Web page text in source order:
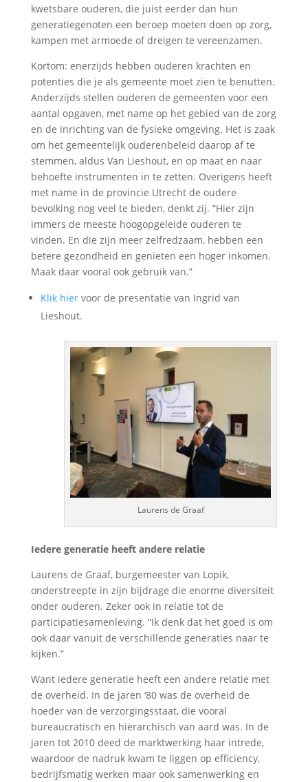
kwetsbare ouderen, die juist eerder dan hun
generatiegenoten een beroep moeten doen op zorg,
kampen met armoede of dreigen te vereenzamen.
Kortom: enerzijds hebben ouderen krachten en
potenties die je als gemeente moet zien te benutten.
Anderzijds stellen ouderen de gemeenten voor een
aantal opgaven, met name op het gebied van de zorg
en de inrichting van de fysieke omgeving. Het is zaak
om het gemeentelijk ouderenbeleid daarop af te
stemmen, aldus Van Lieshout, en op maat en naar
behoefte instrumenten in te zetten. Overigens heeft
met name in de provincie Utrecht de oudere
bevolking nog veel te bieden, denkt zij. “Hier zijn
immers de meeste hoogopgeleide ouderen te
vinden. En die zijn meer zelfredzaam, hebben een
betere gezondheid en genieten een hoger inkomen.
Maak daar vooral ook gebruik van.”
Klik hiervoor de presentatie van Ingrid van
Lieshout.
Laurens de Graaf
Iedere generatie heeft andere relatie
Laurens de Graaf, burgemeester van Lopik,
onderstreepte in zijn bijdrage die enorme diversiteit
onder ouderen. Zeker ook in relatie tot de
participatiesamenleving. “Ik denk dat het goed is om
ook daar vanuit de verschillende generaties naar te
kijken.”
Want iedere generatie heeft een andere relatie met
de overheid. In de jaren ‘80 was de overheid de
hoeder van de verzorgingsstaat, die vooral
bureaucratisch en hiërarchisch van aard was. In de
jaren tot 2010 deed de marktwerking haar intrede,
waardoor de nadruk kwam te liggen op efficiency,
bedrijfsmatig werken maar ook samenwerking en